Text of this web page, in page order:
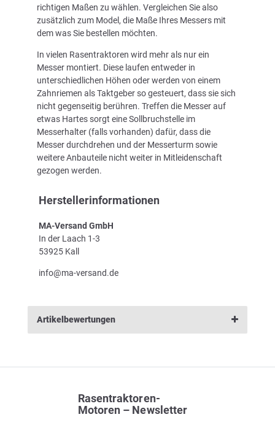
richtigen Maßen zu wählen. Vergleichen Sie also
zusätzlich zum Model, die Maße Ihres Messers mit
dem was Sie bestellen möchten.
In vielen Rasentraktoren wird mehr als nur ein
Messer montiert. Diese laufen entweder in
unterschiedlichen Höhen oder werden von einem
Zahnriemen als Taktgeber so gesteuert, dass sie sich
nicht gegenseitig berühren. Treffen die Messer auf
etwas Hartes sorgt eine Sollbruchstelle im
Messerhalter (falls vorhanden) dafür, dass die
Messer durchdrehen und der Messerturm sowie
weitere Anbauteile nicht weiter in Mitleidenschaft
gezogen werden.
Herstellerinformationen
MA-Versand GmbH
In der Laach 1-3
53925 Kall
info@ma-versand.de
Artikelbewertungen
Rasentraktoren-
Motoren – Newsletter